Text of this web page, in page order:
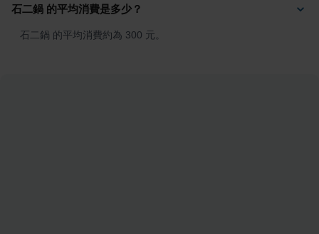
石二鍋 的平均消費是多少？
石二鍋 的平均消費約為 300 元。